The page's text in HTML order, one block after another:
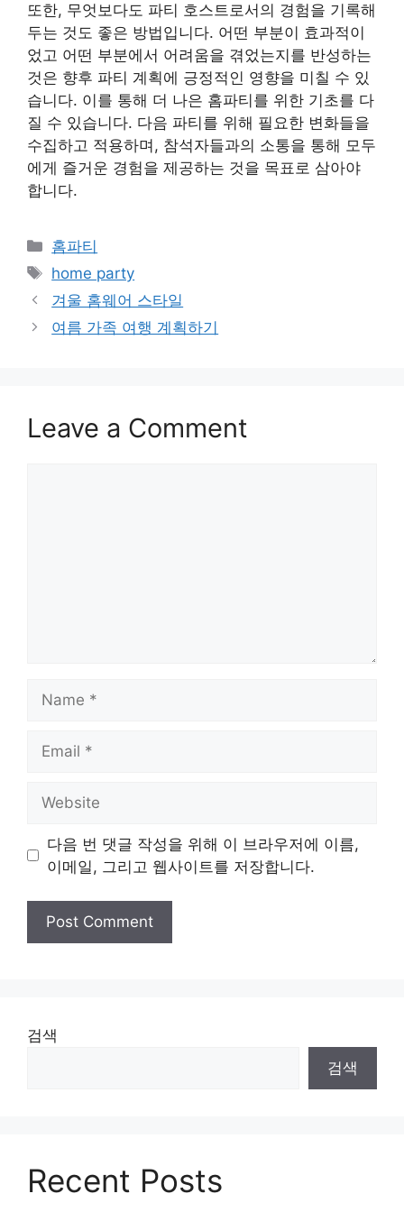
또한, 무엇보다도 파티 호스트로서의 경험을 기록해
두는 것도 좋은 방법입니다. 어떤 부분이 효과적이
었고 어떤 부분에서 어려움을 겪었는지를 반성하는
것은 향후 파티 계획에 긍정적인 영향을 미칠 수 있
습니다. 이를 통해 더 나은 홈파티를 위한 기초를 다
질 수 있습니다. 다음 파티를 위해 필요한 변화들을
수집하고 적용하며, 참석자들과의 소통을 통해 모두
에게 즐거운 경험을 제공하는 것을 목표로 삼아야
합니다.
Categories
홈파티
Tags
home party
겨울 홈웨어 스타일
여름 가족 여행 계획하기
Leave a Comment
다음 번 댓글 작성을 위해 이 브라우저에 이름,
이메일, 그리고 웹사이트를 저장합니다.
검색
검색
Recent Posts